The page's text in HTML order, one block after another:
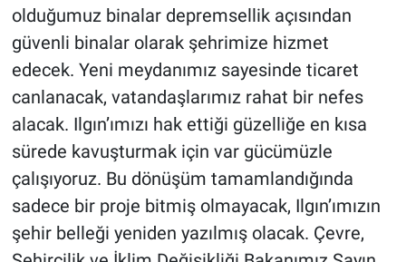
olduğumuz binalar depremsellik açısından
güvenli binalar olarak şehrimize hizmet
edecek. Yeni meydanımız sayesinde ticaret
canlanacak, vatandaşlarımız rahat bir nefes
alacak. Ilgın’ımızı hak ettiği güzelliğe en kısa
sürede kavuşturmak için var gücümüzle
çalışıyoruz. Bu dönüşüm tamamlandığında
sadece bir proje bitmiş olmayacak, Ilgın’ımızın
şehir belleği yeniden yazılmış olacak. Çevre,